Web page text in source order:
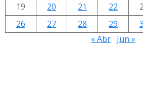
19
20 21 22
26
27 28 29
« Abr Jun »